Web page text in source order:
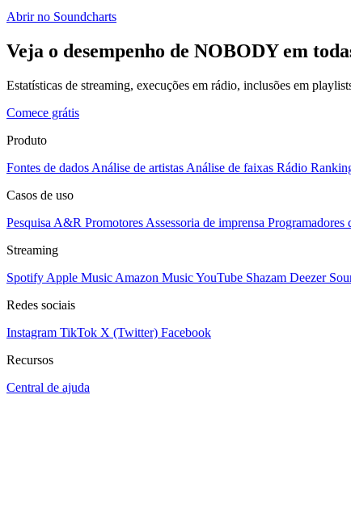
Abrir no Soundcharts
Veja o desempenho de NOBODY em
Estatísticas de streaming, execuções em rádio, inclusões em
Comece grátis
Produto
Fontes de dados Análise de artistas Análise de faixas Rádio
Casos de uso
Pesquisa A&R Promotores Assessoria de imprensa Programadores
Streaming
Spotify Apple Music Amazon MusicYouTube Shazam Deezer
Redes sociais
Instagram TikTok X (Twitter) Facebook
Recursos
Central de ajuda